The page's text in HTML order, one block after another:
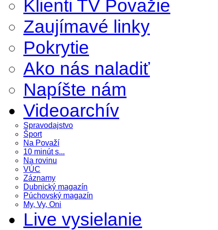
Klienti TV Považie
Zaujímavé linky
Pokrytie
Ako nás naladiť
Napíšte nám
Videoarchív
Spravodajstvo
Šport
Na Považí
10 minút s...
Na rovinu
VÚC
Záznamy
Dubnický magazín
Púchovský magazín
My, Vy, Oni
Live vysielanie